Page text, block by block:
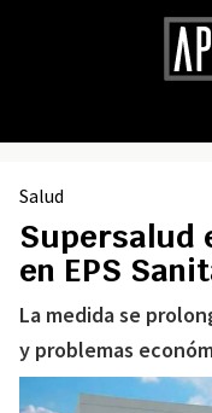
Salud
Supersalud
en EPS
La medida se
y problemas